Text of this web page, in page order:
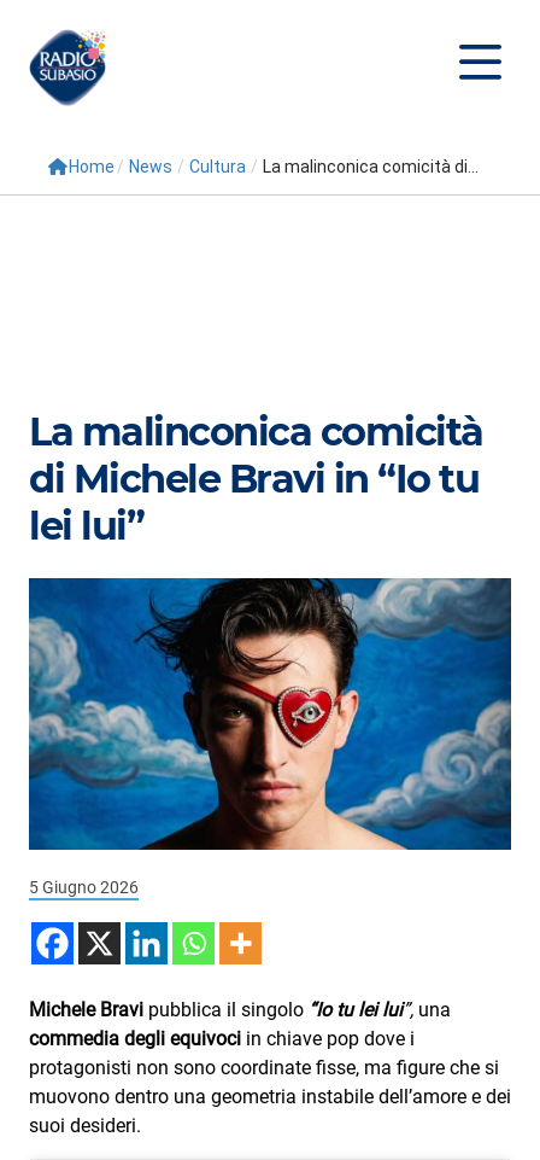
Cerca
Conduttori
Repliche
Podcast
3xTe
Interviste
Playlist
Novità
Subasio Playlist
Web Radio
Radio Subasio
Radio Subasio +
Radio Subasio Disco Club
Radio Suby
Subasio Collection
Subasio Per Un’Ora D’Amore
Home / News / Cultura / La malinconica comicità di...
La malinconica comicità
di Michele Bravi in “Io tu
lei lui”
5 Giugno 2026
Michele Bravi pubblica il singolo “Io tu lei lui”, una
commedia degli equivoci in chiave pop dove i
protagonisti non sono coordinate fisse, ma figure che si
muovono dentro una geometria instabile dell’amore e dei
suoi desideri.